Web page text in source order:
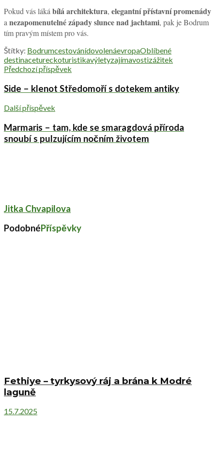
Pokud vás láká bílá architektura, elegantní přístavní promenády
a nezapomenutelné západy slunce nad jachtami, pak je Bodrum
tím pravým místem pro vás.
Štítky: BodrumcestovánídovolenáevropaOblíbené
destinacetureckoturistikavýletyzajímavostizážitek
Předchozí příspěvek
Side – klenot Středomoří s dotekem antiky
Další příspěvek
Marmaris – tam, kde se smaragdová příroda
snoubí s pulzujícím nočním životem
Jitka Chvapilova
PodobnéPříspěvky
Fethiye – tyrkysový ráj a brána k Modré
laguně
15.7.2025